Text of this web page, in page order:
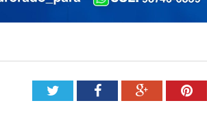
TwitterFacebookGoogle+